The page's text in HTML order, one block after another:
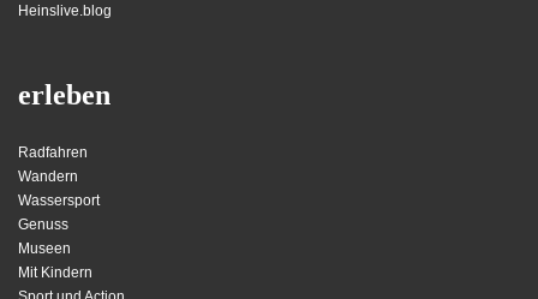
Heinslive.blog
erleben
Radfahren
Wandern
Wassersport
Genuss
Museen
Mit Kindern